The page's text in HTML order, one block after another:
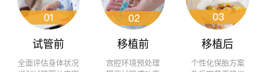
试管前
全面评估身体状况
移植前
宫腔环境预处理
移植后
个性化保胎方案